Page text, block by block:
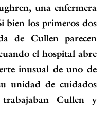
, una enfermera
bien los primeros dos
de Cullen parecen
el hospital abre
inusual de uno de
unidad de cuidados
Cullen y